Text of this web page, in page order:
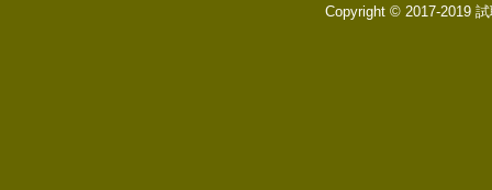
Copyright © 2017-2019